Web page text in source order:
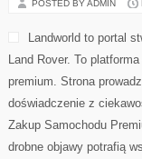
POSTED BY ADMIN
Landworld to portal
Land Rover. To
premium. Strona
doświadczenie z
Zakup Samochodu
drobne objawy potrafią